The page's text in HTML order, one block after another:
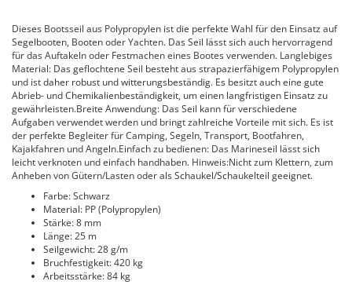
Dieses Bootsseil aus Polypropylen ist die perfekte Wahl für den Einsatz auf
Segelbooten, Booten oder Yachten. Das Seil lässt sich auch hervorragend
für das Auftakeln oder Festmachen eines Bootes verwenden. Langlebiges
Material: Das geflochtene Seil besteht aus strapazierfähigem Polypropylen
und ist daher robust und witterungsbeständig. Es besitzt auch eine gute
Abrieb- und Chemikalienbeständigkeit, um einen langfristigen Einsatz zu
gewährleisten.Breite Anwendung: Das Seil kann für verschiedene
Aufgaben verwendet werden und bringt zahlreiche Vorteile mit sich. Es ist
der perfekte Begleiter für Camping, Segeln, Transport, Bootfahren,
Kajakfahren und Angeln.Einfach zu bedienen: Das Marineseil lässt sich
leicht verknoten und einfach handhaben. Hinweis:Nicht zum Klettern, zum
Anheben von Gütern/Lasten oder als Schaukel/Schaukelteil geeignet.
Farbe: Schwarz
Material: PP (Polypropylen)
Stärke: 8 mm
Länge: 25 m
Seilgewicht: 28 g/m
Bruchfestigkeit: 420 kg
Arbeitsstärke: 84 kg